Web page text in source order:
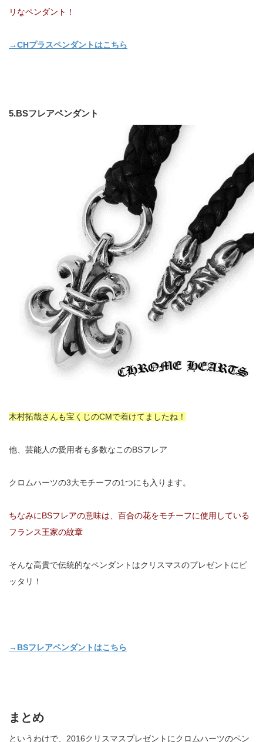
リなペンダント！
→CHプラスペンダントはこちら
5.BSフレアペンダント
木村拓哉さんも宝くじのCMで着けてましたね！
他、芸能人の愛用者も多数なこのBSフレア
クロムハーツの3大モチーフの1つにも入ります。
ちなみにBSフレアの意味は、百合の花をモチーフに使用している
フランス王家の紋章
そんな高貴で伝統的なペンダントはクリスマスのプレゼントにピ
ッタリ！
→BSフレアペンダントはこちら
まとめ
というわけで、2016クリスマスプレゼントにクロムハーツのペン